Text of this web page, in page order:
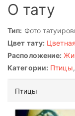
О тату
Тип: Фото
Цвет тату: Цветная
Расположение:
Категории: Птицы,
Птицы